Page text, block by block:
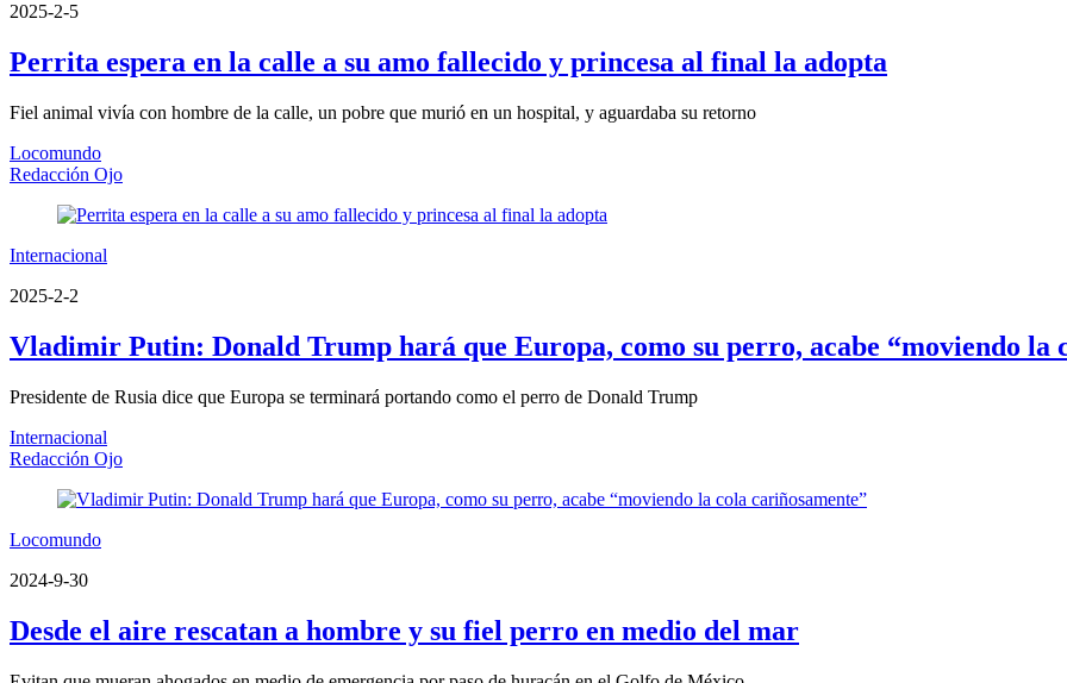
2025-2-5
Perrita espera en la calle a su amo fallecido y princesa al final la adopta
Fiel animal vivía con hombre de la calle, un pobre que murió en un hospital, y aguardaba su retorno
Locomundo
Redacción Ojo
Internacional
2025-2-2
Vladimir Putin: Donald Trump hará que Europa, como su perro, acabe “moviendo la
Presidente de Rusia dice que Europa se terminará portando como el perro de Donald Trump
Internacional
Redacción Ojo
Locomundo
2024-9-30
Desde el aire rescatan a hombre y su fiel perro en medio del mar